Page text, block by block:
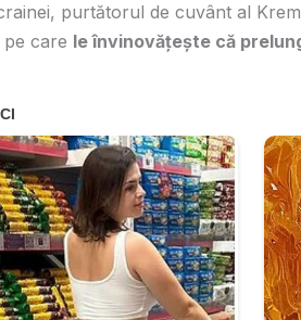
purtătorul de cuvânt al
care le învinovățește că